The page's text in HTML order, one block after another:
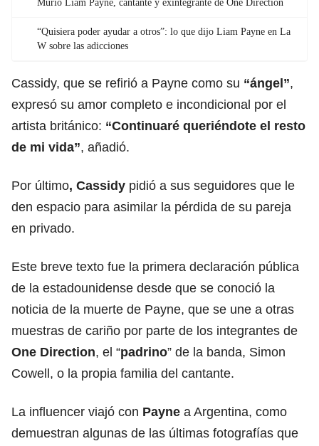
Murió Liam Payne, cantante y exintegrante de One Direction
“Quisiera poder ayudar a otros”: lo que dijo Liam Payne en La
W sobre las adicciones
Cassidy, que se refirió a Payne como su “ángel”,
expresó su amor completo e incondicional por el
artista británico: “Continuaré queriéndote el resto
de mi vida”, añadió.
Por último, Cassidy pidió a sus seguidores que le
den espacio para asimilar la pérdida de su pareja
en privado.
Este breve texto fue la primera declaración pública
de la estadounidense desde que se conoció la
noticia de la muerte de Payne, que se une a otras
muestras de cariño por parte de los integrantes de
One Direction, el “padrino” de la banda, Simon
Cowell, o la propia familia del cantante.
La influencer viajó con Payne a Argentina, como
demuestran algunas de las últimas fotografías que